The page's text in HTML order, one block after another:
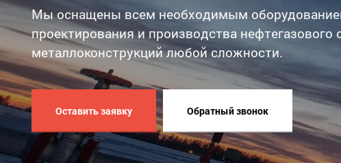
Мы оснащены всем необходимым
проектирования и производства нефтегазового
металлоконструкций любой сложности.
Оставить заявку Обратный звонок